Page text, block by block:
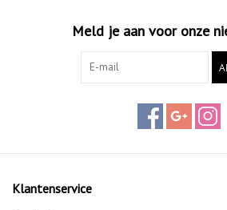
Meld je aan voor onze
Klantenservice